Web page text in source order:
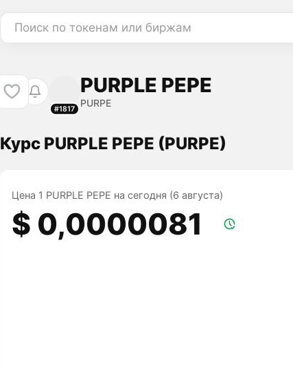
Поиск по токенам или биржам
#1817
PURPLE PEPE
PURPE
Курс PURPLE PEPE (PURPE)
Цена 1 PURPLE PEPE на сегодня (6 августа)
$ 0,0000081